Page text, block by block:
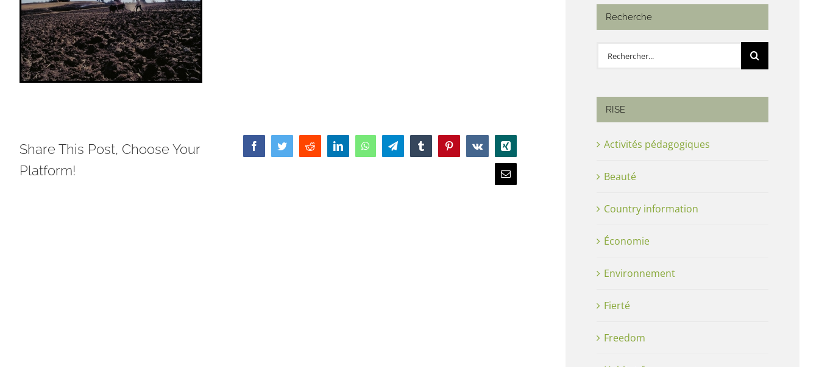
Share This Post, Choose Your
Platform!
FacebookTwitterReddit LinkedInWhatsAppTelegramTumblrPinterestVk Xing
Email
Recherche
Rechercher:
RISE
Activités pédagogiques
Beauté
Country information
Économie
Environnement
Fierté
Freedom